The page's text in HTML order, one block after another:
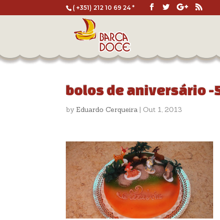
( +351) 212 10 69 24 *
bolos de aniversário -
byEduardo Cerqueira | Out 1, 2013